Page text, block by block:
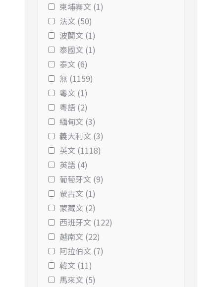
柬埔寨文 (1)
法文 (50)
波蘭文 (1)
泰國文 (1)
泰文 (6)
無 (1159)
粵文 (1)
粵語 (2)
緬甸文 (3)
義大利文 (3)
英文 (1118)
英語 (4)
葡萄牙文 (9)
蒙古文 (1)
蒙藏文 (2)
西班牙文 (122)
越南文 (22)
阿拉伯文 (7)
韓文 (11)
馬來文 (5)